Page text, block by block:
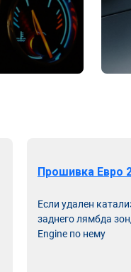
Прошивка Евро
Если удален
заднего лямбда
Engine по нему